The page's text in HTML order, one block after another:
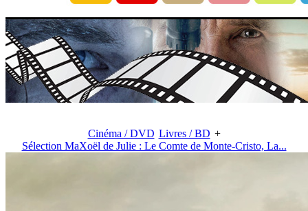
Cinéma / DVD Livres / BD +
Sélection MaXoël de Julie : Le Comte de Monte-Cristo, La...